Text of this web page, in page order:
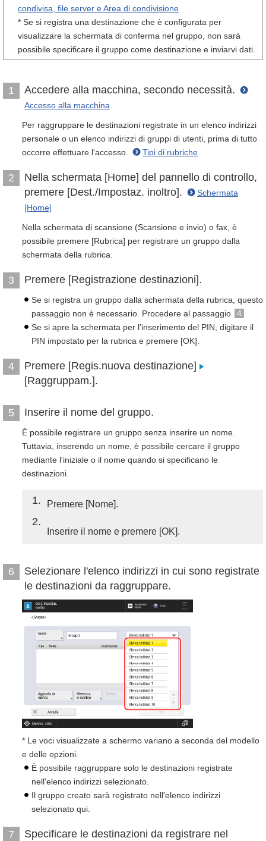
condivisa, file server e Area di condivisione
* Se si registra una destinazione che è configurata per
visualizzare la schermata di conferma nel gruppo, non sarà
possibile specificare il gruppo come destinazione e inviarvi dati.
1 Accedere alla macchina, secondo necessità.
Accesso alla macchina
Per raggruppare le destinazioni registrate in un elenco indirizzi
personale o un elenco indirizzi di gruppi di utenti, prima di tutto
occorre effettuare l'accesso.
Tipi di rubriche
2
Nella schermata [Home] del pannello di controllo,
premere [Dest./Impostaz. inoltro].
Schermata
[Home]
Nella schermata di scansione (Scansione e invio) o fax, è
possibile premere [Rubrica] per registrare un gruppo dalla
schermata della rubrica.
3 Premere [Registrazione destinazioni].
Se si registra un gruppo dalla schermata della rubrica, questo
passaggio non è necessario. Procedere al passaggio
4
Se si apre la schermata per l'inserimento del PIN, digitare il
PIN impostato per la rubrica e premere [OK].
4
Premere [Regis.nuova destinazione]
[Raggruppam.].
5 Inserire il nome del gruppo.
È possibile registrare un gruppo senza inserire un nome.
Tuttavia, inserendo un nome, è possibile cercare il gruppo
mediante l'iniziale o il nome quando si specificano le
destinazioni.
1 Premere [Nome].
2
Inserire il nome e premere [OK].
6
Selezionare l'elenco indirizzi in cui sono registrate
le destinazioni da raggruppare.
* Le voci visualizzate a schermo variano a seconda del modello
e delle opzioni.
È possibile raggruppare solo le destinazioni registrate
nell'elenco indirizzi selezionato.
Il gruppo creato sarà registrato nell'elenco indirizzi
selezionato qui.
7
Specificare le destinazioni da registrare nel